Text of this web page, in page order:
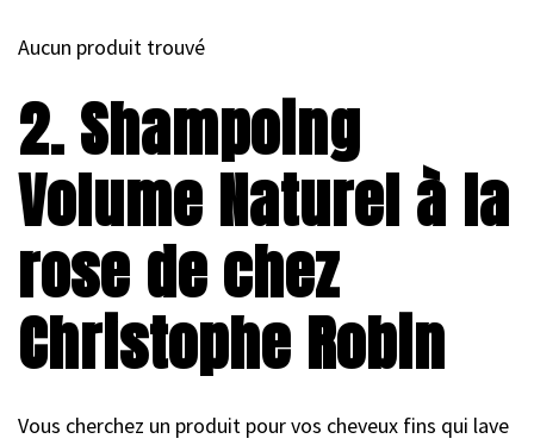
Aucun produit trouvé
2. Shampoing
Volume Naturel à la
rose de chez
Christophe Robin
Vous cherchez un produit pour vos cheveux fins qui lave